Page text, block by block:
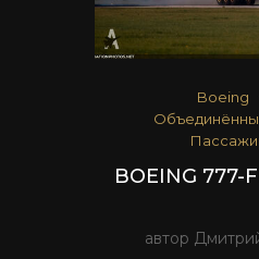
Boeing
BOEING 777-
автор